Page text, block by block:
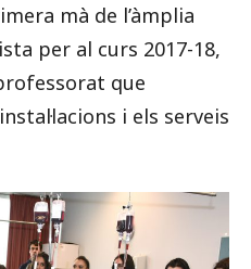
mà de l’àmplia
per al curs 2017-18,
que
i els serveis